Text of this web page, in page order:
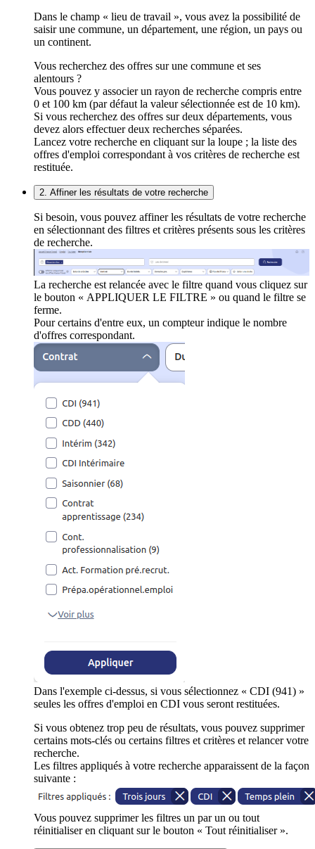
Dans le champ « lieu de travail », vous avez la possibilité de
saisir une commune, un département, une région, un pays ou
un continent.
Vous recherchez des offres sur une commune et ses
alentours ?
Vous pouvez y associer un rayon de recherche compris entre
0 et 100 km (par défaut la valeur sélectionnée est de 10 km).
Si vous recherchez des offres sur deux départements, vous
devez alors effectuer deux recherches séparées.
Lancez votre recherche en cliquant sur la loupe ; la liste des
offres d'emploi correspondant à vos critères de recherche est
restituée.
2. Affiner les résultats de votre recherche
Si besoin, vous pouvez affiner les résultats de votre recherche
en sélectionnant des filtres et critères présents sous les critères
de recherche.
La recherche est relancée avec le filtre quand vous cliquez sur
le bouton « APPLIQUER LE FILTRE » ou quand le filtre se
ferme.
Pour certains d'entre eux, un compteur indique le nombre
d'offres correspondant.
Dans l'exemple ci-dessus, si vous sélectionnez « CDI (941) »
seules les offres d'emploi en CDI vous seront restituées.
Si vous obtenez trop peu de résultats, vous pouvez supprimer
certains mots-clés ou certains filtres et critères et relancer votre
recherche.
Les filtres appliqués à votre recherche apparaissent de la façon
suivante :
Vous pouvez supprimer les filtres un par un ou tout
réinitialiser en cliquant sur le bouton « Tout réinitialiser ».